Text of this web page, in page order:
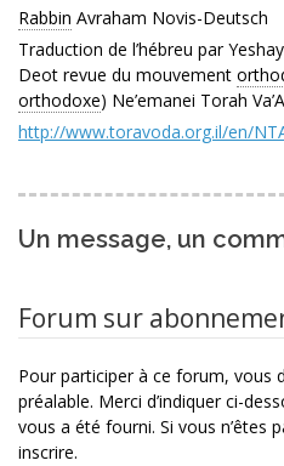
Rabbin Avraham Novis-Deutsch
Traduction de l’hébreu par
Deot revue du mouvement
orthodoxe) Ne’emanei Torah
http://www.toravoda.org.il/en/
Un message, un
Forum sur
Pour participer à ce forum, vous
préalable. Merci d’indiquer ci-
vous a été fourni. Si vous n’êtes
inscrire.